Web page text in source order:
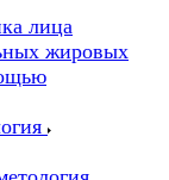
лица
жировых